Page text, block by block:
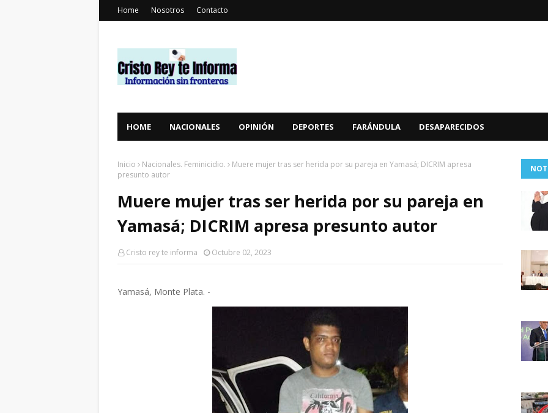
Home Nosotros Contacto
HOME NACIONALES OPINIÓN DEPORTES FARÁNDULA DESAPARECIDOS
Inicio Nacionales. Feminicidio.
Muere mujer tras ser herida por su pareja en Yamasá; DICRIM apresa
presunto autor
Muere mujer tras ser herida por su pareja en
Yamasá; DICRIM apresa presunto autor
Cristo rey te informa Octubre 02, 2023
Yamasá, Monte Plata. -